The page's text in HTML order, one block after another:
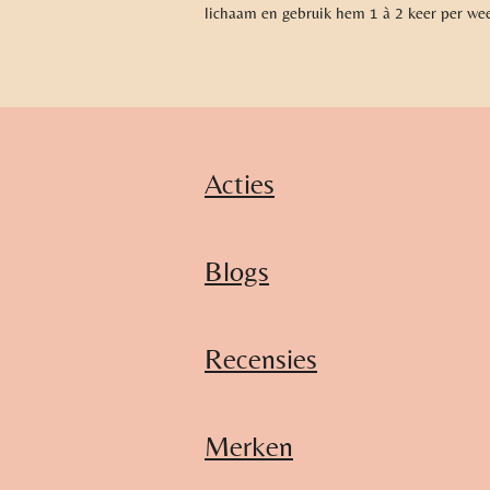
lichaam en gebruik hem 1 à 2 keer per
Acties
Blogs
Recensies
Merken